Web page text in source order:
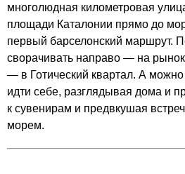
многолюдная километровая
площади Каталонии прямо до
первый барселонский маршрут.
сворачивать направо — на
— в Готический квартал. А можно
идти себе, разглядывая дома и
к сувенирам и предвкушая
морем.